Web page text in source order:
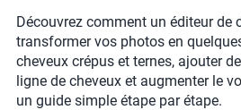
Découvrez comment un éditeur de
transformer vos photos en
cheveux crépus et ternes, ajouter
ligne de cheveux et augmenter le
un guide simple étape par étape.